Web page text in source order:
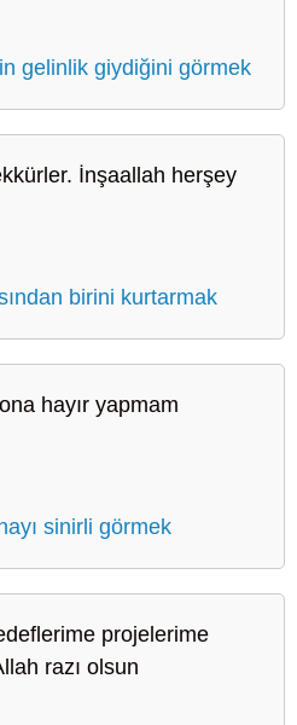
gelinlik giydiğini görmek
İnşaallah herşey
birini kurtarmak
hayır yapmam
sinirli görmek
projelerime
razı olsun